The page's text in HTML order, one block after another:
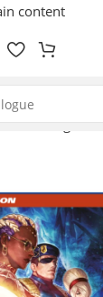
content
/ Digitale/